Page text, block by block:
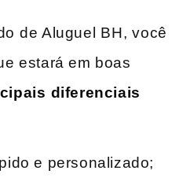
de Aluguel ⁣BH,⁤ você
estará em boas​
⁢diferenciais
e personalizado;